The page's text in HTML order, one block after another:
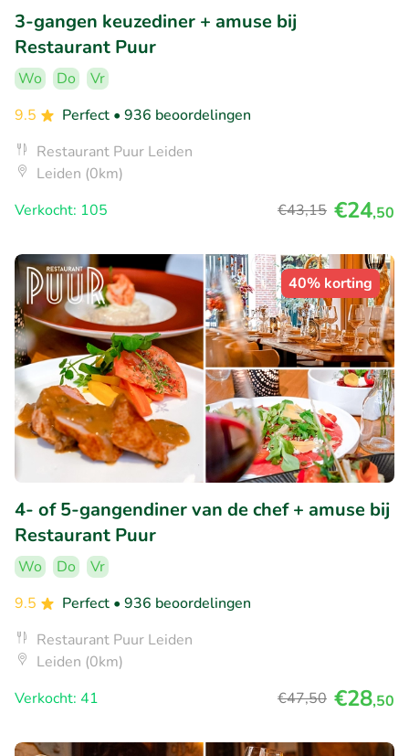
3-gangen keuzediner + amuse bij
Restaurant Puur
Wo Do
Vr
9.5
Perfect • 936 beoordelingen
Restaurant Puur Leiden
Leiden (0km)
Verkocht: 105
€43,15 €24,50
40% korting
4- of 5-gangendiner van de chef + amuse bij
Restaurant Puur
Wo Do
Vr
9.5
Perfect • 936 beoordelingen
Restaurant Puur Leiden
Leiden (0km)
Verkocht: 41
€47,50 €28,50